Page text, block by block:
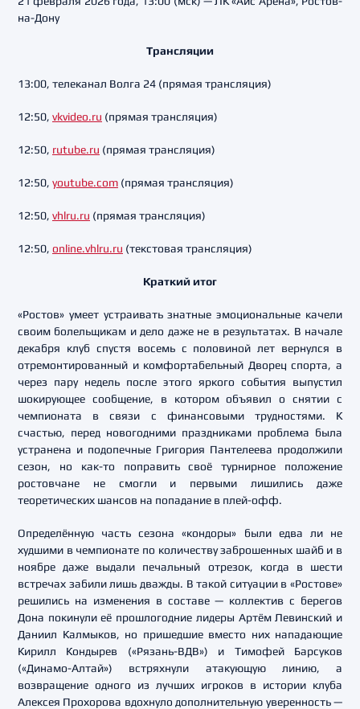
на-Дону
Трансляции
13:00, телеканал Волга 24 (прямая трансляция)
12:50, vkvideo.ru (прямая трансляция)
12:50, rutube.ru (прямая трансляция)
12:50, youtube.com (прямая трансляция)
12:50, vhlru.ru (прямая трансляция)
12:50, online.vhlru.ru (текстовая трансляция)
Краткий итог
«Ростов» умеет устраивать знатные эмоциональные качели
своим болельщикам и дело даже не в результатах. В начале
декабря клуб спустя восемь с половиной лет вернулся в
отремонтированный и комфортабельный Дворец спорта, а
через пару недель после этого яркого события выпустил
шокирующее сообщение, в котором объявил о снятии с
чемпионата в связи с финансовыми трудностями. К
счастью, перед новогодними праздниками проблема была
устранена и подопечные Григория Пантелеева продолжили
сезон, но как-то поправить своё турнирное положение
ростовчане не смогли и первыми лишились даже
теоретических шансов на попадание в плей-офф.
Определённую часть сезона «кондоры» были едва ли не
худшими в чемпионате по количеству заброшенных шайб и в
ноябре даже выдали печальный отрезок, когда в шести
встречах забили лишь дважды. В такой ситуации в «Ростове»
решились на изменения в составе — коллектив с берегов
Дона покинули её прошлогодние лидеры Артём Левинский и
Даниил Калмыков, но пришедшие вместо них нападающие
Кирилл Кондырев («Рязань-ВДВ») и Тимофей Барсуков
(«Динамо-Алтай») встряхнули атакующую линию, а
возвращение одного из лучших игроков в истории клуба
Алексея Прохорова вдохнуло дополнительную уверенность —